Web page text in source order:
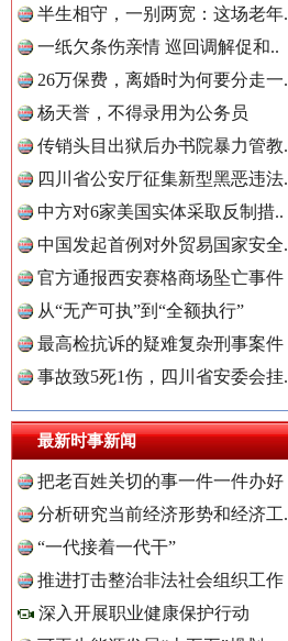
半生相守，一别两宽：这场老年
一纸欠条伤亲情 巡回调解促和..
26万保费，离婚时为何要分走一
杨天誉，不得录用为公务员
传销头目出狱后办书院暴力管教
四川省公安厅征集新型黑恶违法
中方对6家美国实体采取反制措..
中国发起首例对外贸易国家安全
官方通报西安赛格商场坠亡事件
从“无产可执”到“全额执行”
最高检抗诉的疑难复杂刑事案件
事故致5死1伤，四川省安委会挂
最新时事新闻
把老百姓关切的事一件一件办好
分析研究当前经济形势和经济工
“一代接着一代干”
推进打击整治非法社会组织工作
深入开展职业健康保护行动
中国全
中国公
红船起航处 潮起向未来